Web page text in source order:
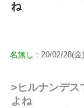
ね
名無し : 20/02/28(金)
>ヒルナンデス
よね